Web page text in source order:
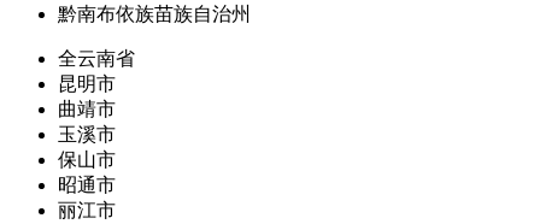
黔南布依族苗族自治州
全云南省
昆明市
曲靖市
玉溪市
保山市
昭通市
丽江市